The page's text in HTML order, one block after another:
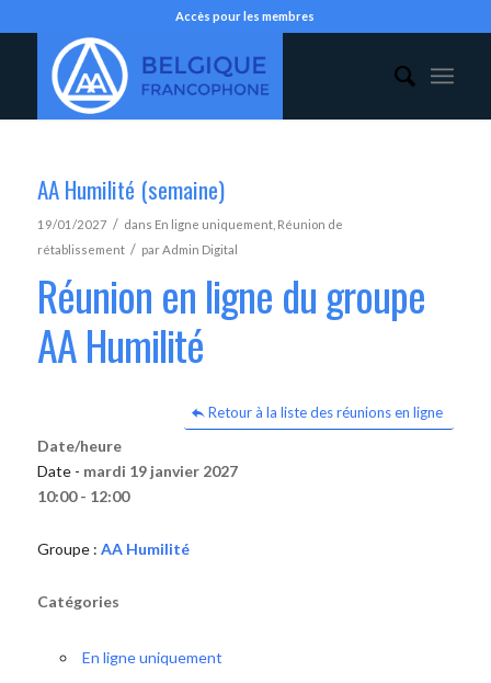
Accès pour les membres
AA Humilité (semaine)
19/01/2027 / dans En ligne uniquement, Réunion de
rétablissement / parAdmin Digital
Réunion en ligne du groupe
AA Humilité
Retour à la liste des réunions en ligne
Date/heure
Date - mardi 19 janvier 2027
10:00 - 12:00
Groupe : AA Humilité
Catégories
En ligne uniquement